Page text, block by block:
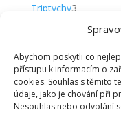
Abychom poskytli co
přístupu k informacím o
cookies. Souhlas s těmito
údaje, jako je chování při
Nesouhlas nebo odvolání
Triptychy33
produkty
produktů
produktů
Klíčenky1515
produktů
Komplety55
produktů
Medailky12 12
produktů
Přívěsky12 12